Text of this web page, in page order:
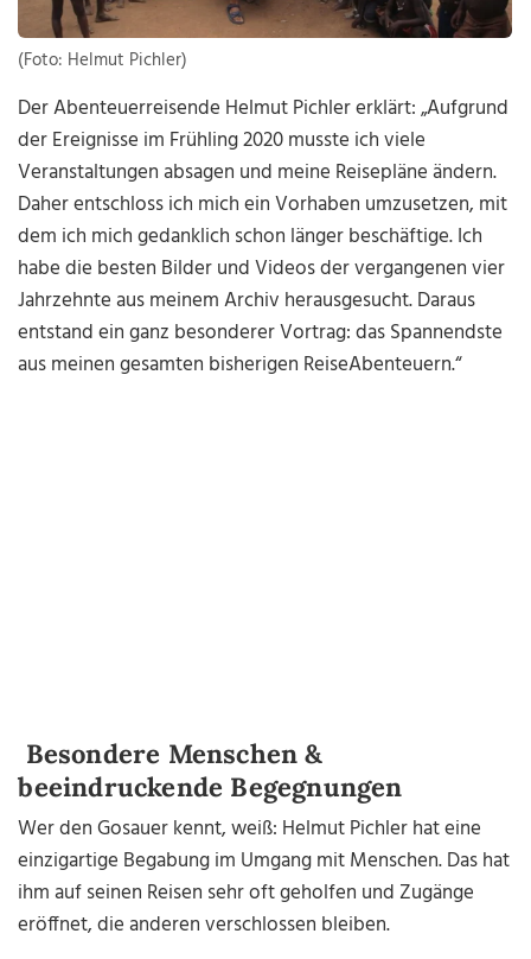
(Foto: Helmut Pichler)
Der Abenteuerreisende Helmut Pichler erklärt: „Aufgrund
der Ereignisse im Frühling 2020 musste ich viele
Veranstaltungen absagen und meine Reisepläne ändern.
Daher entschloss ich mich ein Vorhaben umzusetzen, mit
dem ich mich gedanklich schon länger beschäftige. Ich
habe die besten Bilder und Videos der vergangenen vier
Jahrzehnte aus meinem Archiv herausgesucht. Daraus
entstand ein ganz besonderer Vortrag: das Spannendste
aus meinen gesamten bisherigen ReiseAbenteuern.“
Besondere Menschen &
beeindruckende Begegnungen
Wer den Gosauer kennt, weiß: Helmut Pichler hat eine
einzigartige Begabung im Umgang mit Menschen. Das hat
ihm auf seinen Reisen sehr oft geholfen und Zugänge
eröffnet, die anderen verschlossen bleiben.